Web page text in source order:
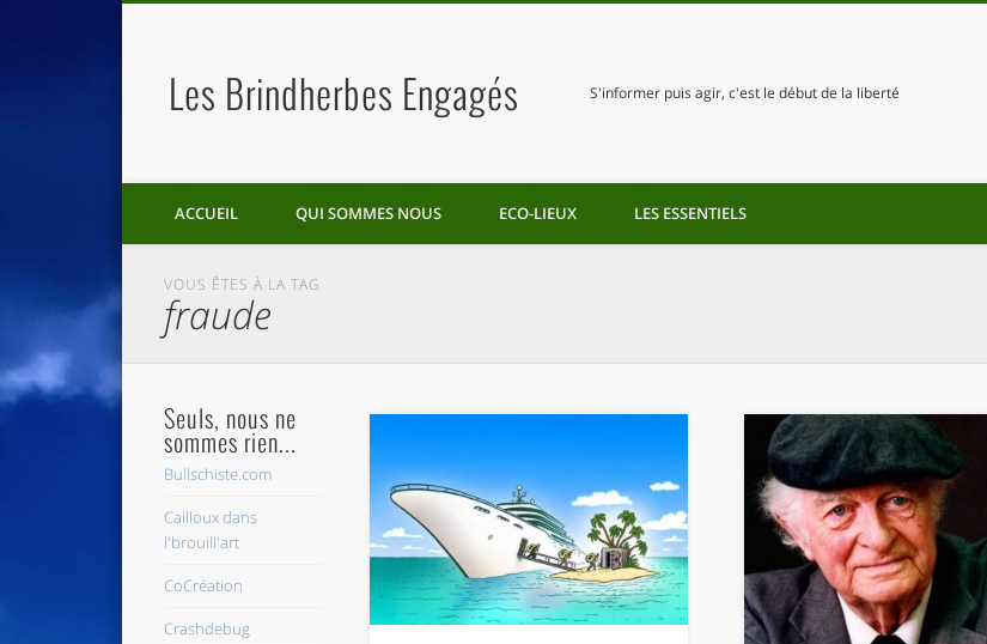
Les Brindherbes Engagés S'informer puis agir, c'est le début de la liberté
ACCUEIL QUI SOMMES NOUS ECO-LIEUX LES ESSENTIELS
VOUS ÊTES À LA TAG
fraude
Seuls, nous ne
sommes rien...
Bullschiste.com
Cailloux dans
l'brouill'art
CoCréation
Crashdebug